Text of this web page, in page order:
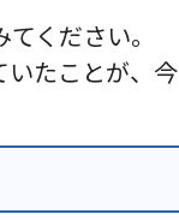
ください。
いたことが、今